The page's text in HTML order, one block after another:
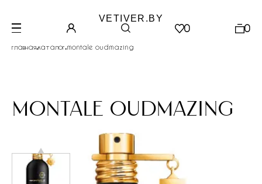
VETIVER.BY
0 0
главная.каталог.montale oudmazing
montale oudmazing